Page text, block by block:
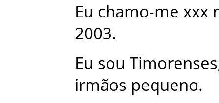
Eu chamo-me xxx
2003.
Eu sou Timorenses
irmãos pequeno.